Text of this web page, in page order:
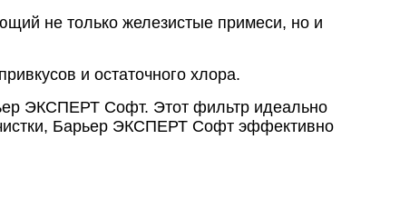
не только железистые примеси, но и
и остаточного хлора.
ЭКСПЕРТ Софт. Этот фильтр идеально
Барьер ЭКСПЕРТ Софт эффективно